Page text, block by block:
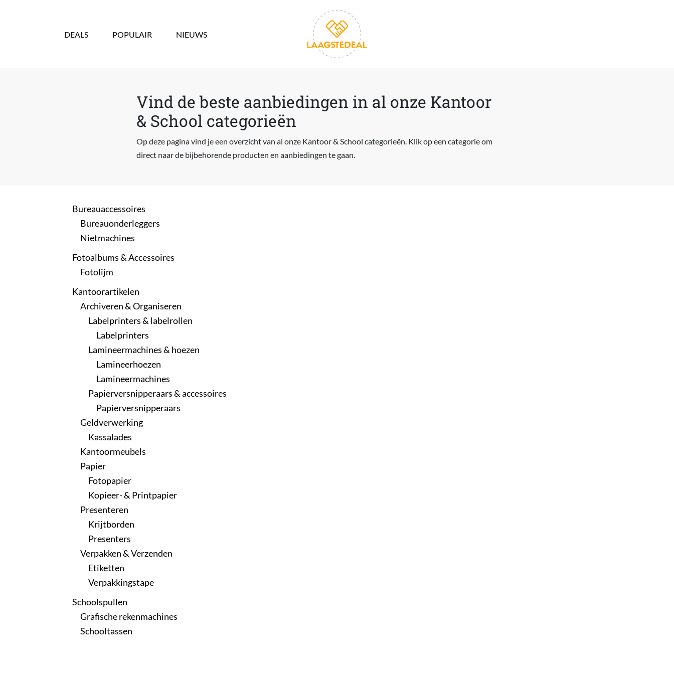
DEALS POPULAIR NIEUWS
Vind de beste aanbiedingen in al onze Kantoor
& School categorieën
Op deze pagina vind je een overzicht van al onze Kantoor & School categorieën. Klik op een categorie om
direct naar de bijbehorende producten en aanbiedingen te gaan.
Bureauaccessoires
Bureauonderleggers
Nietmachines
Fotoalbums & Accessoires
Fotolijm
Kantoorartikelen
Archiveren & Organiseren
Labelprinters & labelrollen
Labelprinters
Lamineermachines & hoezen
Lamineerhoezen
Lamineermachines
Papierversnipperaars & accessoires
Papierversnipperaars
Geldverwerking
Kassalades
Kantoormeubels
Papier
Fotopapier
Kopieer- & Printpapier
Presenteren
Krijtborden
Presenters
Verpakken & Verzenden
Etiketten
Verpakkingstape
Schoolspullen
Grafische rekenmachines
Schooltassen